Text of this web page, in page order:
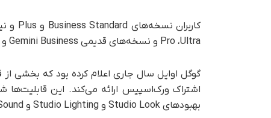
Pro ،‌Ultra و نسخه‌های قدیمی Gemini Business و Enterprise به این قابلیت‌ها دسترسی خواهند داشت.
گوگل اوایل سال جاری اعلام کرده بود که بخشی
بهبودهای Studio Look و Studio Lighting و Studio Sound در گوگل میت می‌شوند.